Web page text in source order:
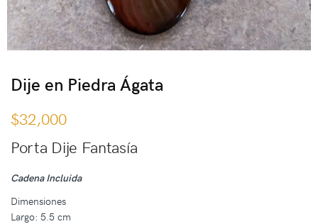
Dije en Piedra Ágata
$32,000
Porta Dije Fantasía
Cadena Incluida
Dimensiones
Largo: 5.5 cm